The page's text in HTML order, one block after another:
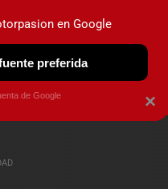
OBSERVATORIO
×
en Google
preferida
de Google